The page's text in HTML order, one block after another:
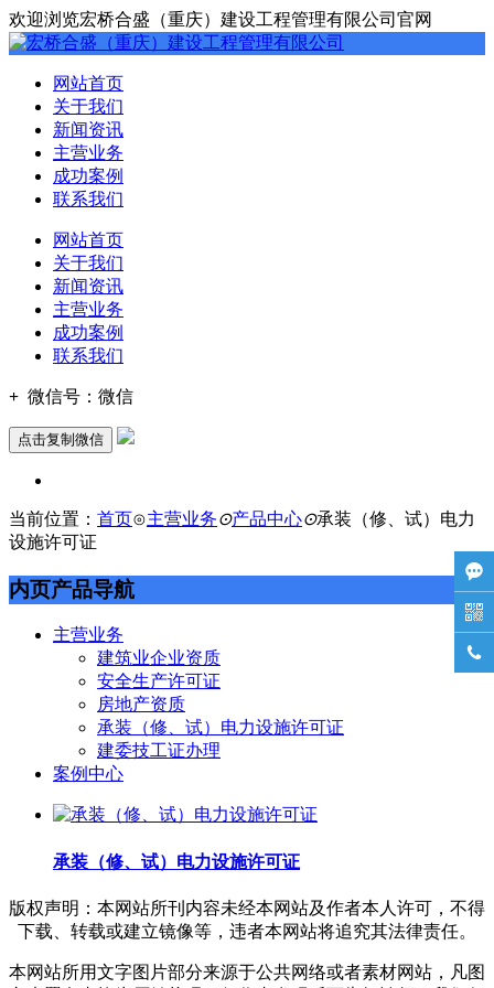
欢迎浏览宏桥合盛（重庆）建设工程管理有限公司官网
网站首页
关于我们
新闻资讯
主营业务
成功案例
联系我们
网站首页
关于我们
新闻资讯
主营业务
成功案例
联系我们
+ 微信号： 微信
点击复制微信
当前位置： 首页⊙主营业务⊙产品中心⊙承装（修、试）电力
设施许可证
内页产品导航
主营业务
建筑业企业资质
安全生产许可证
房地产资质
承装（修、试）电力设施许可证
建委技工证办理
案例中心
承装（修、试）电力设施许可证
版权声明：本网站所刊内容未经本网站及作者本人许可，不得
下载、转载或建立镜像等，违者本网站将追究其法律责任。
本网站所用文字图片部分来源于公共网络或者素材网站，凡图


